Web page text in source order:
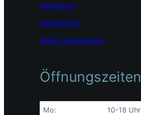
Impressum
Datenschutz
Widerrufsbelehrung
Öffnungszeiten
Mo: 10-18 Uhr